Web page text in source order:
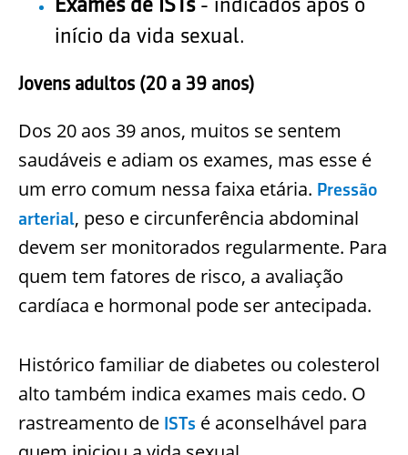
Exames de ISTs- indicados após o
início da vida sexual.
Jovens adultos (20 a 39 anos)
Dos 20 aos 39 anos, muitos se sentem
saudáveis e adiam os exames, mas esse é
um erro comum nessa faixa etária. Pressão
arterial, peso e circunferência abdominal
devem ser monitorados regularmente. Para
quem tem fatores de risco, a avaliação
cardíaca e hormonal pode ser antecipada.
Histórico familiar de diabetes ou colesterol
alto também indica exames mais cedo. O
rastreamento de ISTs é aconselhável para